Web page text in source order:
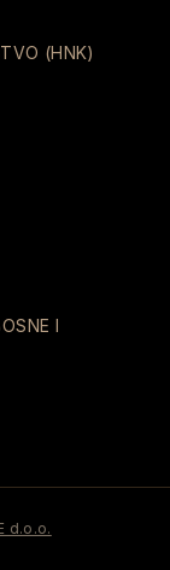
(HNK)
I
d.o.o.